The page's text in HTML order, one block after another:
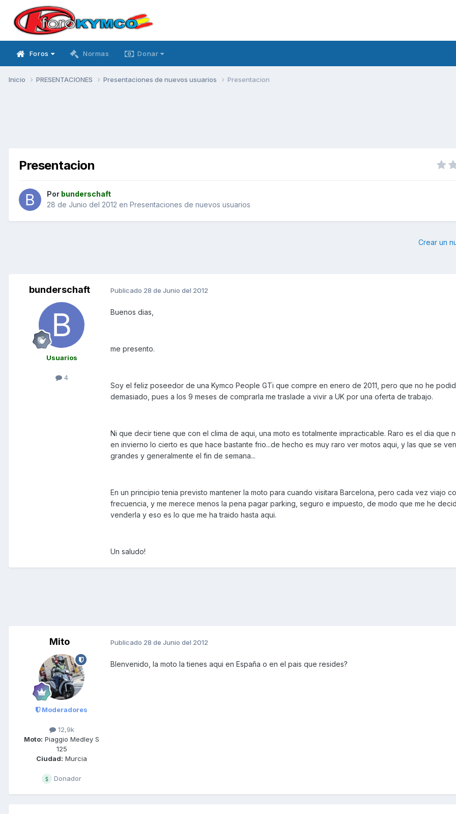
Foros Normas Donar
Inicio PRESENTACIONES Presentaciones de nuevos usuarios Presentacion
Presentacion
Por bunderschaft
28 de Junio del 2012 en Presentaciones de nuevos usuarios
Crear un
bunderschaft
Usuarios
4
Publicado 28 de Junio del 2012
Buenos dias,
me presento.
Soy el feliz poseedor de una Kymco People GTi que compre en enero de 2011, pero que no he
demasiado, pues a los 9 meses de comprarla me traslade a vivir a UK por una oferta de trabajo.
Ni que decir tiene que con el clima de aqui, una moto es totalmente impracticable. Raro es el dia que
en invierno lo cierto es que hace bastante frio...de hecho es muy raro ver motos aqui, y las que se
grandes y generalmente el fin de semana...
En un principio tenia previsto mantener la moto para cuando visitara Barcelona, pero cada vez viajo
frecuencia, y me merece menos la pena pagar parking, seguro e impuesto, de modo que me he
venderla y eso es lo que me ha traido hasta aqui.
Un saludo!
Mito
Moderadores
12,9k
Moto: Piaggio Medley S
125
Ciudad: Murcia
Donador
Publicado 28 de Junio del 2012
BIenvenido, la moto la tienes aqui en España o en el pais que resides?